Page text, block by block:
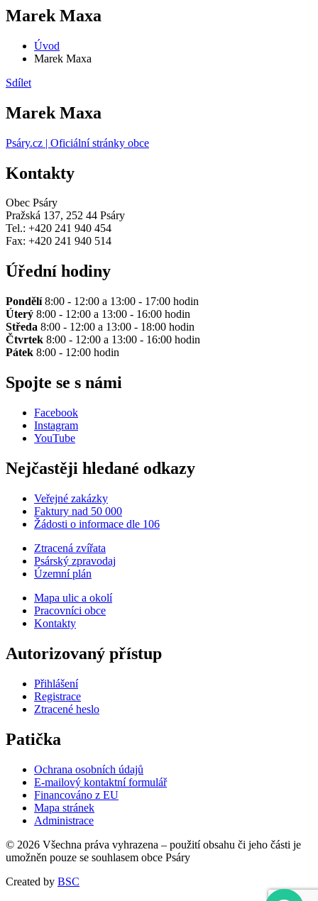
Marek Maxa
Úvod
Marek Maxa
Sdílet
Marek Maxa
Psáry.cz | Oficiální stránky obce
Kontakty
Obec Psáry
Pražská 137, 252 44 Psáry
Tel.: +420 241 940 454
Fax: +420 241 940 514
Úřední hodiny
Pondělí8:00 - 12:00 a 13:00 - 17:00 hodin
Úterý 8:00 - 12:00 a 13:00 - 16:00 hodin
Středa 8:00 - 12:00 a 13:00 - 18:00 hodin
Čtvrtek 8:00 - 12:00 a 13:00 - 16:00 hodin
Pátek 8:00 - 12:00 hodin
Spojte se s námi
Facebook
Instagram
YouTube
Nejčastěji hledané odkazy
Veřejné zakázky
Faktury nad 50 000
Žádosti o informace dle 106
Ztracená zvířata
Psárský zpravodaj
Územní plán
Mapa ulic a okolí
Pracovníci obce
Kontakty
Autorizovaný přístup
Přihlášení
Registrace
Ztracené heslo
Patička
Ochrana osobních údajů
E-mailový kontaktní formulář
Financováno z EU
Mapa stránek
Administrace
© 2026 Všechna práva vyhrazena – použití obsahu či jeho části je
umožněn pouze se souhlasem obce Psáry
Created by BSC